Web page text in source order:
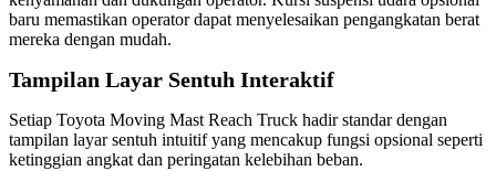
baru memastikan operator dapat menyelesaikan pengangkatan berat
mereka dengan mudah.
Tampilan Layar Sentuh Interaktif
Setiap Toyota Moving Mast Reach Truck hadir standar dengan
tampilan layar sentuh intuitif yang mencakup fungsi opsional seperti
ketinggian angkat dan peringatan kelebihan beban.